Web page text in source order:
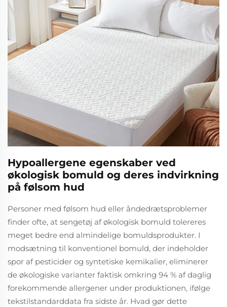
Hypoallergene egenskaber ved
økologisk bomuld og deres indvirkning
på følsom hud
Personer med følsom hud eller åndedrætsproblemer
finder ofte, at sengetøj af økologisk bomuld tolereres
meget bedre end almindelige bomuldsprodukter. I
modsætning til konventionel bomuld, der indeholder
spor af pesticider og syntetiske kemikalier, eliminerer
de økologiske varianter faktisk omkring 94 % af daglig
forekommende allergener under produktionen, ifølge
tekstilstandarddata fra sidste år. Hvad gør dette